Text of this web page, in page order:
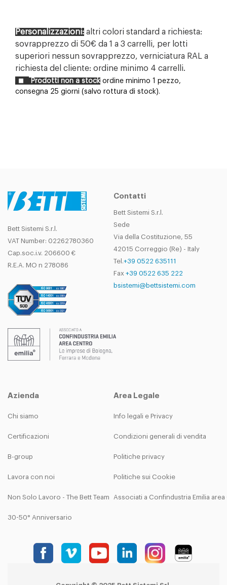
Personalizzazioni: altri colori standard a richiesta:
sovrapprezzo di 50€ da 1 a 3 carrelli, per lotti
superiori nessun sovrapprezzo, verniciatura RAL a
richiesta del cliente: ordine minimo 4 carrelli.
Prodotti non a stock ordine minimo 1 pezzo,
consegna 25 giorni (salvo rottura di stock).
Bett Sistemi S.r.l.
VAT Number: 02262780360
Cap.soc.i.v. 206600 €
R.E.A. MO n 278086
Contatti
Bett Sistemi S.r.l.
Sede
Via della Costituzione, 55
42015 Correggio (Re) - Italy
Tel.+39 0522 635111
Fax +39 0522 635 222
bsistemi@bettsistemi.com
Azienda
Chi siamo
Certificazioni
B-group
Lavora con noi
Non Solo Lavoro - The Bett Team
30-50° Anniversario
Area Legale
Info legali e Privacy
Condizioni generali di vendita
Politiche privacy
Politiche sui Cookie
Associati a Confindustria Emilia